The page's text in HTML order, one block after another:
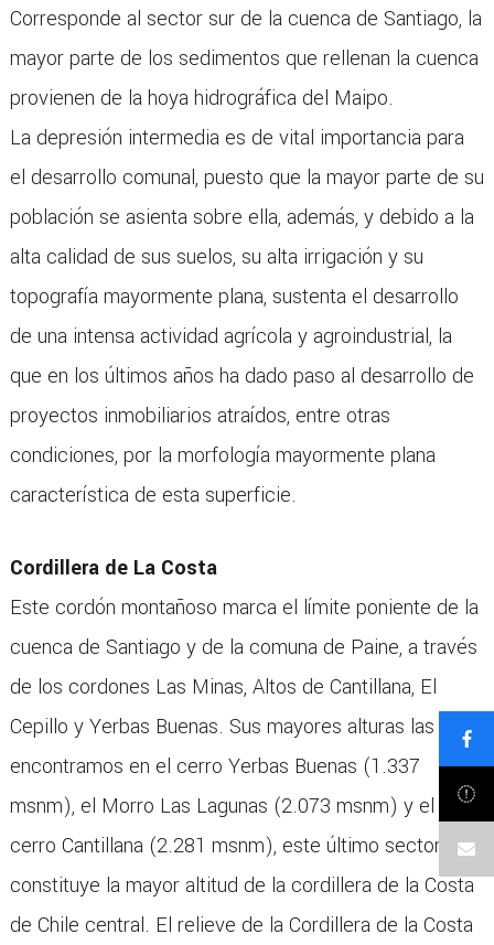
Corresponde al sector sur de la cuenca de Santiago, la
mayor parte de los sedimentos que rellenan la cuenca
provienen de la hoya hidrográfica del Maipo.
La depresión intermedia es de vital importancia para
el desarrollo comunal, puesto que la mayor parte de su
población se asienta sobre ella, además, y debido a la
alta calidad de sus suelos, su alta irrigación y su
topografía mayormente plana, sustenta el desarrollo
de una intensa actividad agrícola y agroindustrial, la
que en los últimos años ha dado paso al desarrollo de
proyectos inmobiliarios atraídos, entre otras
condiciones, por la morfología mayormente plana
característica de esta superficie.
Cordillera de La Costa
Este cordón montañoso marca el límite poniente de la
cuenca de Santiago y de la comuna de Paine, a través
de los cordones Las Minas, Altos de Cantillana, El
Cepillo y Yerbas Buenas. Sus mayores alturas las
encontramos en el cerro Yerbas Buenas (1.337
msnm), el Morro Las Lagunas (2.073 msnm) y el
cerro Cantillana (2.281 msnm), este último sector
constituye la mayor altitud de la cordillera de la Costa
de Chile central. El relieve de la Cordillera de la Costa